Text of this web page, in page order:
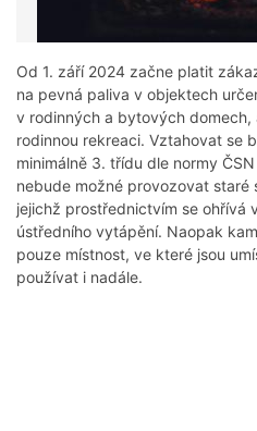
Od 1. září 2024 začne platit
na pevná paliva v objektech
v rodinných a bytových
rodinnou rekreaci. Vztahovat se
minimálně 3. třídu dle normy
nebude možné provozovat staré
jejichž prostřednictvím se ohřívá
ústředního vytápění. Naopak
pouze místnost, ve které jsou
používat i nadále.